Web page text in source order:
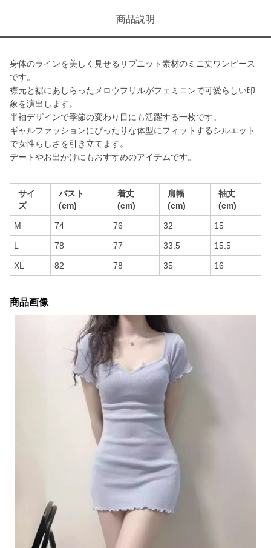
商品説明
身体のラインを美しく見せるリブニット素材のミニ丈ワンピース
です。
襟元と裾にあしらったメロウフリルがフェミニンで可愛らしい印
象を演出します。
半袖デザインで季節の変わり目にも活躍する一枚です。
ギャルファッションにぴったりな体型にフィットするシルエット
で女性らしさを引き立てます。
デートやお出かけにもおすすめのアイテムです。
サイ
ズ
バスト
(cm)
着丈
(cm)
肩幅
(cm)
袖丈
(cm)
M 74 76 32 15
L 78 77 33.5 15.5
XL 82 78 35 16
商品画像